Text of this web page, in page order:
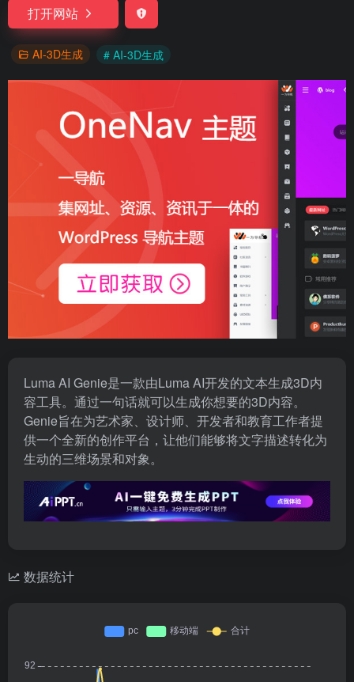
打开网站
AI-3D生成 # AI-3D生成
Luma AI Genie是一款由Luma AI开发的文本生成3D内
容工具。通过一句话就可以生成你想要的3D内容。
Genie旨在为艺术家、设计师、开发者和教育工作者提
供一个全新的创作平台，让他们能够将文字描述转化为
生动的三维场景和对象。
数据统计